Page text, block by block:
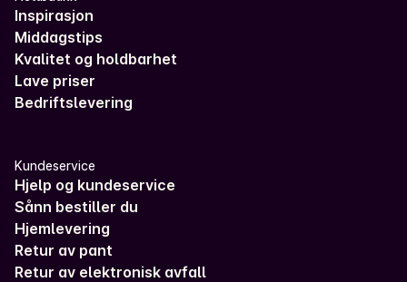
Inspirasjon
Middagstips
Kvalitet og holdbarhet
Lave priser
Bedriftslevering
Kundeservice
Hjelp og kundeservice
Sånn bestiller du
Hjemlevering
Retur av pant
Retur av elektronisk avfall